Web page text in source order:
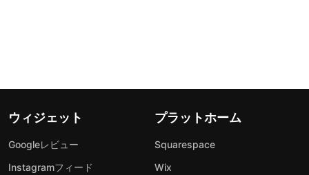
ウィジェット
Googleレビュー
Instagramフィード
プラットホーム
Squarespace
Wix